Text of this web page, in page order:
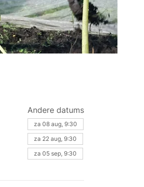
Andere datums
za 08 aug, 9:30
za 22 aug, 9:30
za 05 sep, 9:30